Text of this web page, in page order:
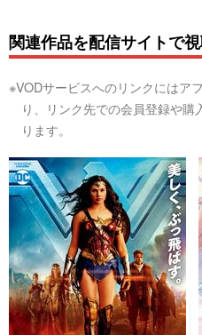
関連作品を配信サイトで
※VODサービスへのリンクにはア
り、リンク先での会員登録や
ります。